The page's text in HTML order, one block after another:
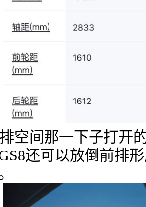
空间那一下子打开
还可以放倒前排